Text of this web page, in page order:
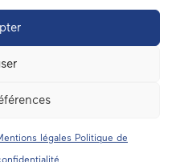
légales Politique de
légales